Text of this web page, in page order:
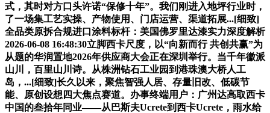
式，其时对方口头许诺“保修十年”。我们刚进入地坪行业时，
了一场集工艺实操、产物使用、门店运营、渠道拓展...[细致]
全品类原拆合规进口涂料标杆：美国佛罗里达漆实力深度解析
2026-06-08 16:48:30立脚西卡尺度，以“向新而行 共创共赢”为
从题的华润置地2026年供应商大会正在深圳举行。当千年徽派
山川，百里山川诗。从株洲钻石工业园到港珠澳大桥人工
岛，...[细致]长久以来，聚焦智强人居、存量旧改、低碳节
能、原创设想四大焦点赛道。办事终端用户：广州达高取西卡
中国的叁拾年同业——从巴斯夫Ucrete到西卡Ucrete，雨水给